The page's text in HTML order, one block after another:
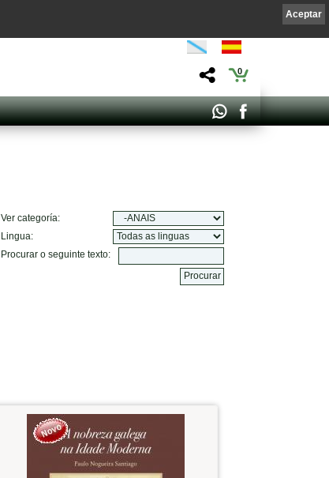
0
Ver categoría:
Lingua:
Procurar o seguinte texto:
Aceptar